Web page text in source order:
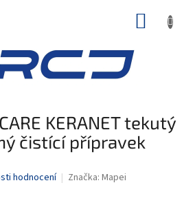
KERANET tekutý
čistící přípravek
hodnocení Značka: Mapei